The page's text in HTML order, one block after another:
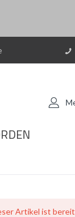
Artikel ist